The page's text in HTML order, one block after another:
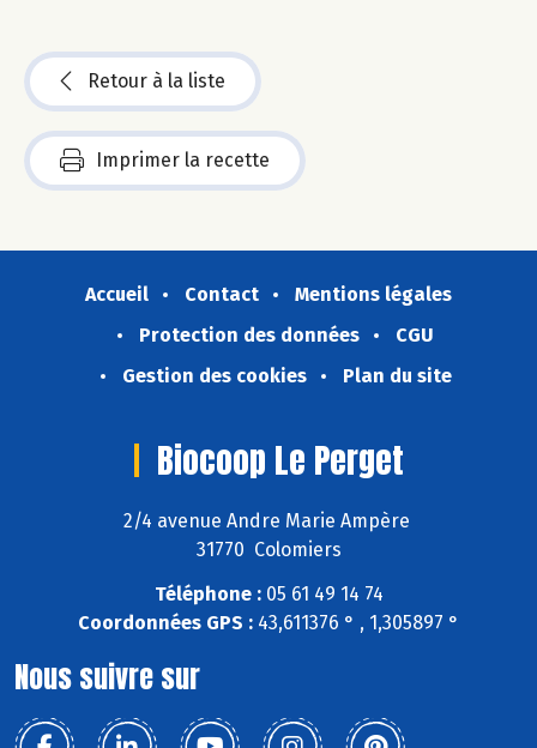
Retour à la liste
Imprimer la recette
Accueil Contact
Mentions légales
Protection des données
CGU
Gestion des cookies
Plan du site
Biocoop Le Perget
2/4 avenue Andre Marie Ampère
31770 Colomiers
Téléphone :05 61 49 14 74
Coordonnées GPS : 43,611376 ° , 1,305897 °
Nous suivre sur